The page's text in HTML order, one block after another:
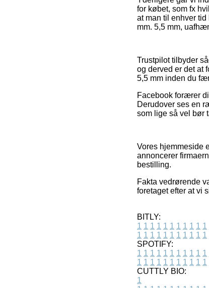
for købet, som fx
at man til enhver
mm. 5,5 mm,
Trustpilot tilbyder
og derved er det at
5,5 mm inden du
Facebook forærer
Derudover ses en
som lige så vel bør
Vores hjemmeside
annoncerer
bestilling.
Fakta vedrørende
foretaget efter at vi
BITLY:
1 1 1 1 1 1 1 1 1 1 1
1 1 1 1 1 1 1 1 1 1 1
SPOTIFY:
1 1 1 1 1 1 1 1 1 1 1
1 1 1 1 1 1 1 1 1 1 1
CUTTLY BIO:
1